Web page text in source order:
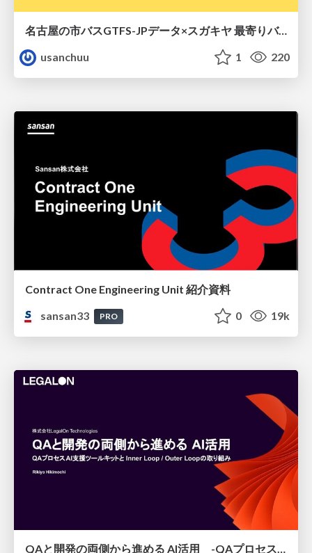
名古屋の市バスGTFS-JPデータ×スガキヤ 最寄りバス停検索をAmazon ElastiCache Serverless for Valkeyで最適化する
usanchuu
1 220
Contract One Engineering Unit 紹介資料
sansan33
PRO 0 19k